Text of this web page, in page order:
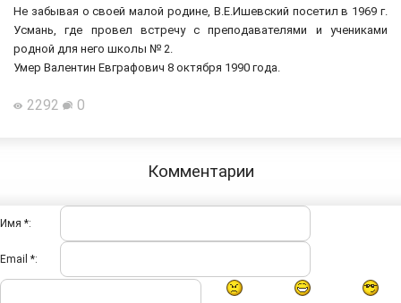
Не забывая о своей малой родине, В.Е.Ишевский посетил в 1969 г.
Усмань, где провел встречу с преподавателями и учениками
родной для него школы № 2.
Умер Валентин Евграфович 8 октября 1990 года.
2292 0
Комментарии
Имя *:
Email *: